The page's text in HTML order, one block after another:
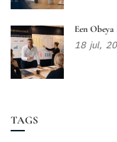
Een
18 jul,
TAGS